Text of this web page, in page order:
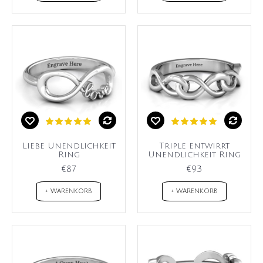
Liebe Unendlichkeit
Ring
€87
+ WARENKORB
Triple entwirrt
Unendlichkeit Ring
€93
+ WARENKORB